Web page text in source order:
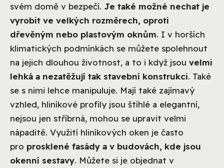
svém domě v bezpečí. Je také možné nechat je
vyrobit ve velkých rozměrech, oproti
dřevěným nebo plastovým oknům. I v horších
klimatických podmínkách se můžete spolehnout
na jejich dlouhou životnost, a to i když jsou velmi
lehká a nezatěžují tak stavební konstrukci. Také
se s nimi lehce manipuluje. Mají také zajímavý
vzhled, hliníkové profily jsou štíhlé a elegantní,
nejsou jen stříbrná, mohou se upravit velmi
nápaditě. Využití hliníkových oken je často
pro prosklené fasády a v budovách, kde jsou
okenní sestavy. Můžete si je objednat v